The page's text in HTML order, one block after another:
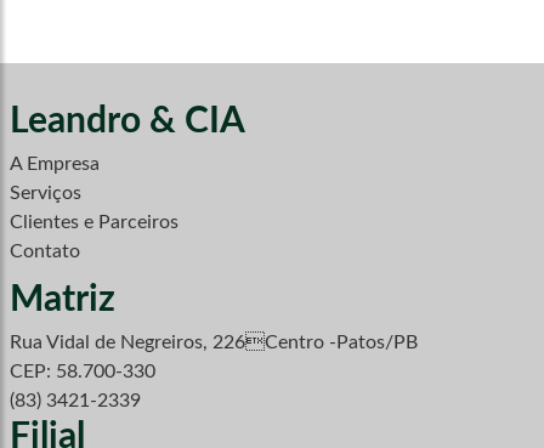
Leandro & CIA
A Empresa
Serviços
Clientes e Parceiros
Contato
Matriz
Rua Vidal de Negreiros, 226Centro -Patos/PB
CEP: 58.700-330
(83) 3421-2339
Filial